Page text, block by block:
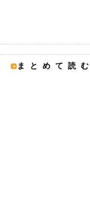
まとめて読む